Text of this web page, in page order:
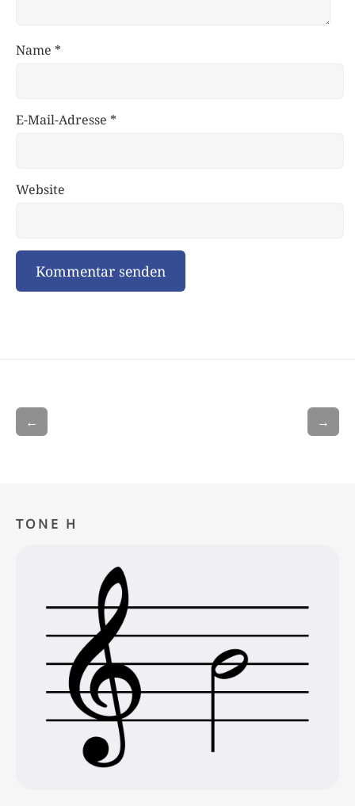
Name *
E-Mail-Adresse *
Website
← →
TONE H